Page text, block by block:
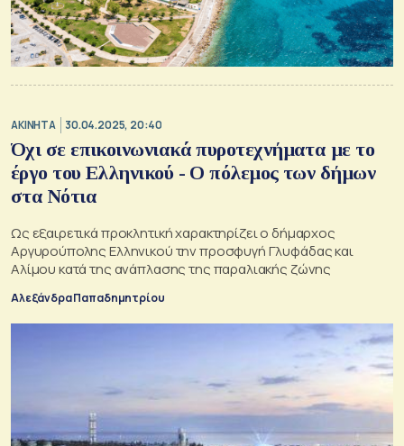
ΑΚΙΝΗΤΑ 30.04.2025, 20:40
Όχι σε επικοινωνιακά πυροτεχνήματα με το
έργο του Ελληνικού - Ο πόλεμος των δήμων
στα Νότια
Ως εξαιρετικά προκλητική χαρακτηρίζει ο δήμαρχος
Αργυρούπολης Ελληνικού την προσφυγή Γλυφάδας και
Αλίμου κατά της ανάπλασης της παραλιακής ζώνης
Αλεξάνδρα Παπαδημητρίου